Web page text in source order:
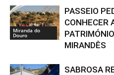
Miranda do
Douro
PASSEIO
CONHECER
MIRANDÊS
SABROSA